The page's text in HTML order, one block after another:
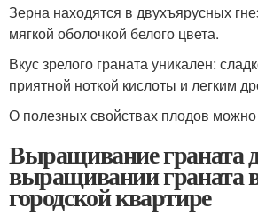
Зерна находятся в двухъярусных
мягкой оболочкой белого цвета.
Вкус зрелого граната уникален:
приятной ноткой кислоты и легким
О полезных свойствах плодов можно
Выращивание граната
выращивании граната
городской квартире